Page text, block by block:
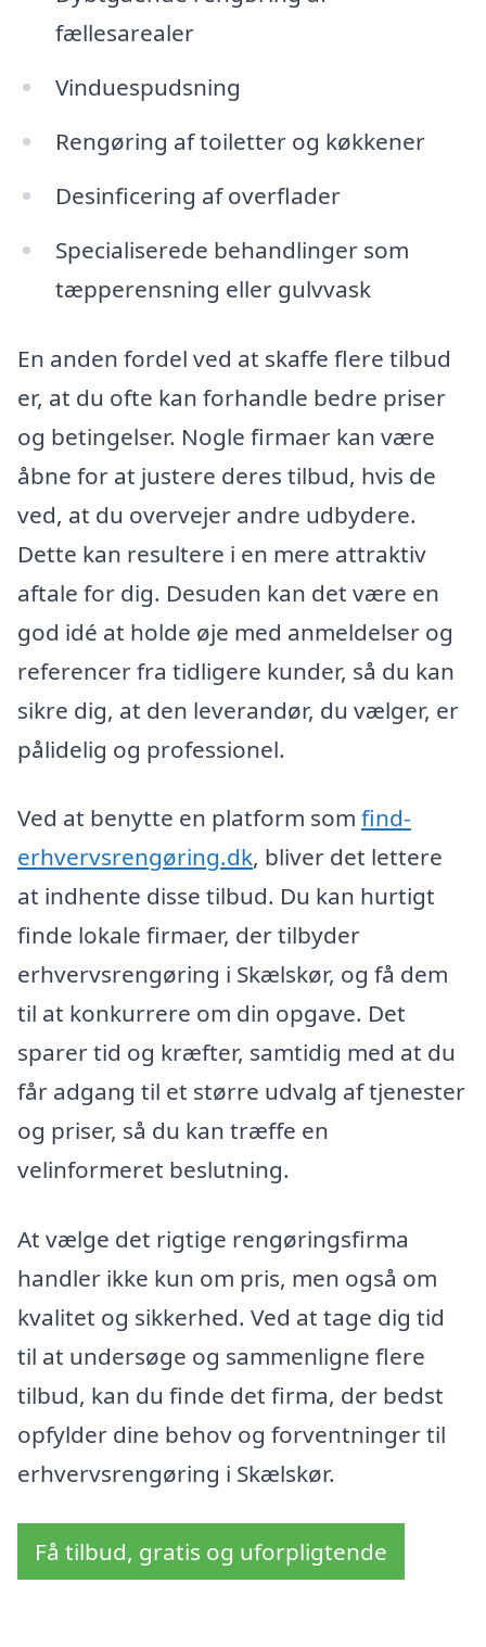
fællesarealer
Vinduespudsning
Rengøring af toiletter og køkkener
Desinficering af overflader
Specialiserede behandlinger som
tæpperensning eller gulvvask
En anden fordel ved at skaffe flere tilbud
er, at du ofte kan forhandle bedre priser
og betingelser. Nogle firmaer kan være
åbne for at justere deres tilbud, hvis de
ved, at du overvejer andre udbydere.
Dette kan resultere i en mere attraktiv
aftale for dig. Desuden kan det være en
god idé at holde øje med anmeldelser og
referencer fra tidligere kunder, så du kan
sikre dig, at den leverandør, du vælger, er
pålidelig og professionel.
Ved at benytte en platform som find-
erhvervsrengøring.dk, bliver det lettere
at indhente disse tilbud. Du kan hurtigt
finde lokale firmaer, der tilbyder
erhvervsrengøring i Skælskør, og få dem
til at konkurrere om din opgave. Det
sparer tid og kræfter, samtidig med at du
får adgang til et større udvalg af tjenester
og priser, så du kan træffe en
velinformeret beslutning.
At vælge det rigtige rengøringsfirma
handler ikke kun om pris, men også om
kvalitet og sikkerhed. Ved at tage dig tid
til at undersøge og sammenligne flere
tilbud, kan du finde det firma, der bedst
opfylder dine behov og forventninger til
erhvervsrengøring i Skælskør.
Få tilbud, gratis og uforpligtende